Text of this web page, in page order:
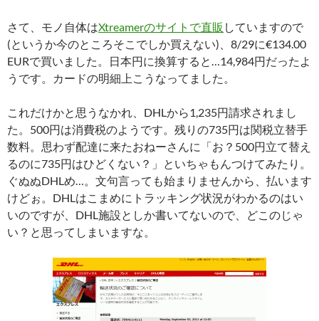
さて、モノ自体はXtreamerのサイトで直販 していますので
(というか今のところそこでしか買えない)、8/29に€134.00
EURで買いました。日本円に換算すると…14,984円だったよ
うです。カードの明細上こうなってました。
これだけかと思うなかれ、DHLから1,235円請求されまし
た。500円は消費税のようです。残りの735円は関税立替手
数料。思わず配達に来たおねーさんに「お？500円立て替え
るのに735円はひどくない？」といちゃもんつけてみたり。
ぐぬぬDHLめ…。文句言っても始まりませんから、払います
けどぉ。DHLはこまめにトラッキング状況がわかるのはい
いのですが、DHL施設としか書いてないので、どこのじゃ
い？と思ってしまいますな。